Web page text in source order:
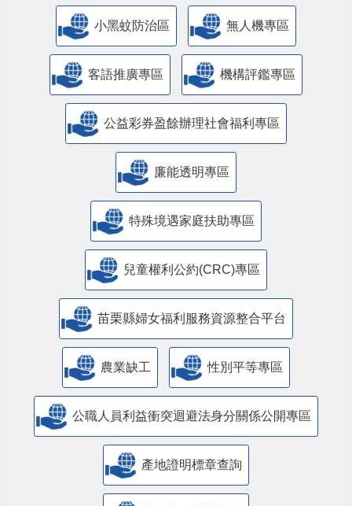
小黑蚊防治區 無人機專區
客語推廣專區 機構評鑑專區
公益彩券盈餘辦理社會福利專區
廉能透明專區
特殊境遇家庭扶助專區
兒童權利公約(CRC)專區
苗栗縣婦女福利服務資源整合平台
農業缺工 性別平等專區
公職人員利益衝突迴避法身分關係公開專區
產地證明標章查詢